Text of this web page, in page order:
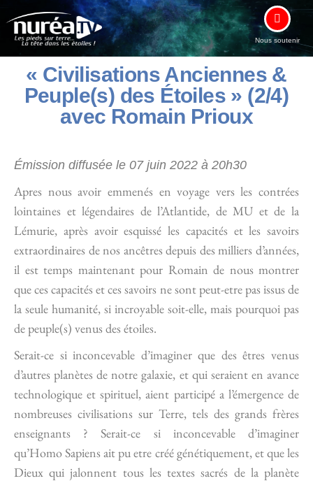
Nous soutenir
« Civilisations Anciennes &
Peuple(s) des Étoiles » (2/4)
avec Romain Prioux
Émission diffusée le 07 juin 2022 à 20h30
Apres nous avoir emmenés en voyage vers les contrées
lointaines et légendaires de l’Atlantide, de MU et de la
Lémurie, après avoir esquissé les capacités et les savoirs
extraordinaires de nos ancêtres depuis des milliers d’années,
il est temps maintenant pour Romain de nous montrer
que ces capacités et ces savoirs ne sont peut-etre pas issus de
la seule humanité, si incroyable soit-elle, mais pourquoi pas
de peuple(s) venus des étoiles.
Serait-ce si inconcevable d’imaginer que des êtres venus
d’autres planètes de notre galaxie, et qui seraient en avance
technologique et spirituel, aient participé a l’émergence de
nombreuses civilisations sur Terre, tels des grands frères
enseignants ? Serait-ce si inconcevable d’imaginer
qu’Homo Sapiens ait pu etre créé génétiquement, et que les
Dieux qui jalonnent tous les textes sacrés de la planète